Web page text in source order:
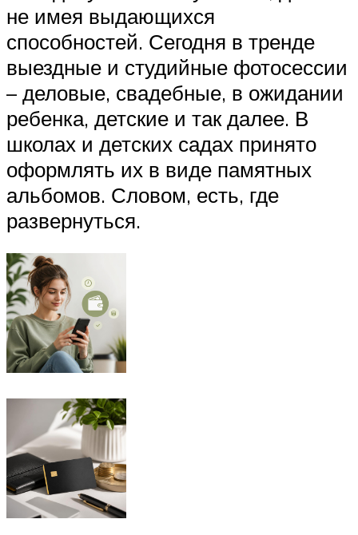
не имея выдающихся
способностей. Сегодня в тренде
выездные и студийные фотосессии
– деловые, свадебные, в ожидании
ребенка, детские и так далее. В
школах и детских садах принято
оформлять их в виде памятных
альбомов. Словом, есть, где
развернуться.